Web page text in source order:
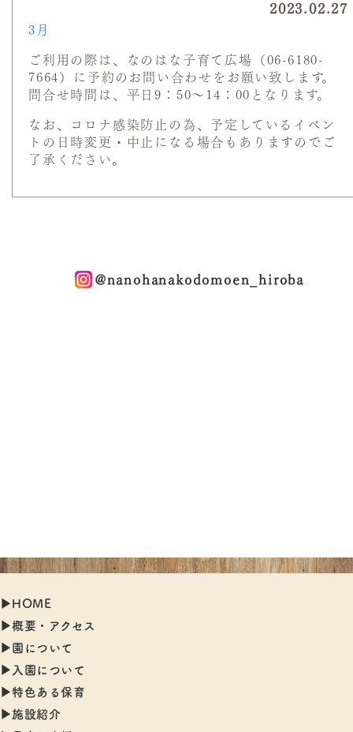
2023.02.27
3月
ご利用の際は、なのはな子育て広場（06-6180-
7664）に予約のお問い合わせをお願い致します。
問合せ時間は、平日9：50～14：00となります。
なお、コロナ感染防止の為、予定しているイベン
トの日時変更・中止になる場合もありますのでご
了承ください。
@nanohanakodomoen_hiroba
▶︎HOME
▶︎概要・アクセス
▶︎園について
▶︎入園について
▶︎特色ある保育
▶︎施設紹介